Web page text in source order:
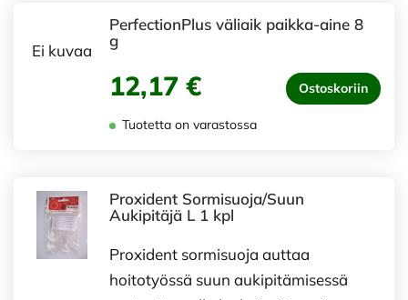
Ei kuvaa
PerfectionPlus väliaik paikka-aine 8
g
12,17 € Ostoskoriin
Tuotetta on varastossa
Proxident Sormisuoja/Suun
Aukipitäjä L 1 kpl
Proxident sormisuoja auttaa
hoitotyössä suun aukipitämisessä